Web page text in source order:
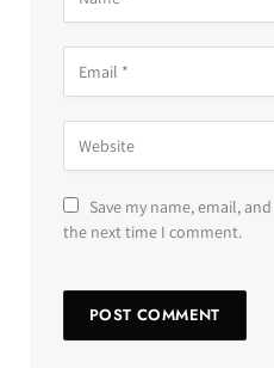
Save my name, email,
the next time I comment.